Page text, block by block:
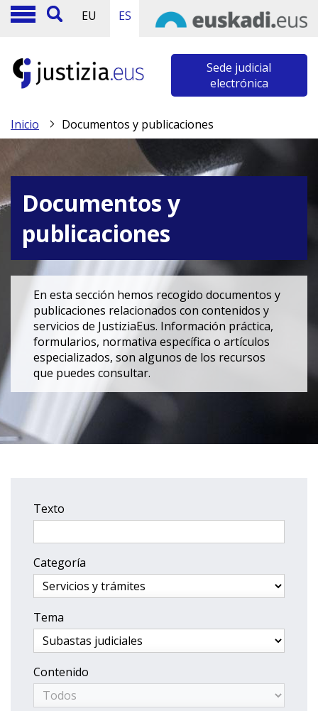
EU ES
Sede judicial
electrónica
Inicio Documentos y publicaciones
Documentos y
publicaciones
En esta sección hemos recogido documentos y
publicaciones relacionados con contenidos y
servicios de JustiziaEus. Información práctica,
formularios, normativa específica o artículos
especializados, son algunos de los recursos
que puedes consultar.
Texto
Categoría
Tema
Contenido